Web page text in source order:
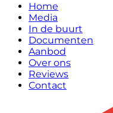
Home
Media
In de buurt
Documenten
Aanbod
Over ons
Reviews
Contact